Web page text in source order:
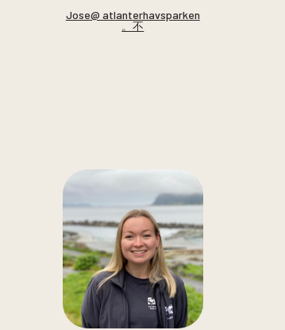
Jose@ atlanterhavsparken
。不